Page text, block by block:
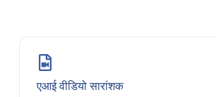
एआई वीडियो सारांशक